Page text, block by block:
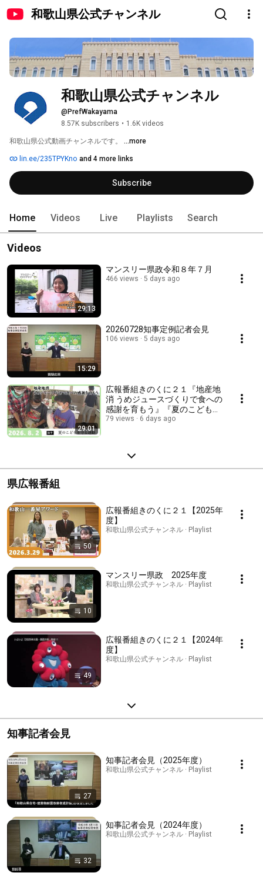
和歌山県公式チャンネル
和歌山県公式チャンネル
@PrefWakayama
8.57K subscribers • 1.6K videos
和歌山県公式動画チャンネルです。 ...more
lin.ee/235TPYKno and 4 more links
Subscribe
Home Videos Live Playlists Search
Videos
29:13
マンスリー県政令和８年７月
466 views 5 days ago
15:29
20260728知事定例記者会見
106 views 5 days ago
29:01
広報番組きのくに２１『地産地
消 うめジュースづくりで食への
感謝を育もう』『夏のこどもを
守る運動』
79 views 6 days ago
県広報番組
50
広報番組きのくに２１【2025年
度】
和歌山県公式チャンネル · Playlist
10
マンスリー県政 2025年度
和歌山県公式チャンネル · Playlist
49
広報番組きのくに２１【2024年
度】
和歌山県公式チャンネル · Playlist
知事記者会見
27
知事記者会見（2025年度）
和歌山県公式チャンネル · Playlist
32
知事記者会見（2024年度）
和歌山県公式チャンネル · Playlist